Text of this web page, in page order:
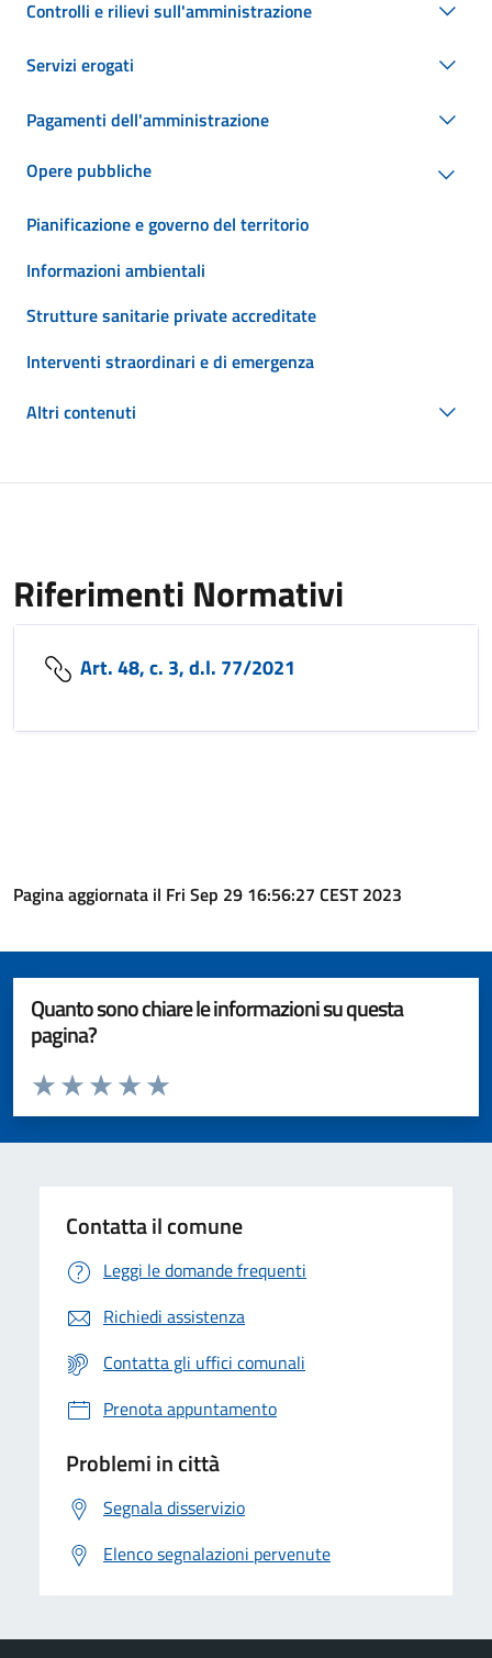
Controlli e rilievi sull'amministrazione
Servizi erogati
Pagamenti dell'amministrazione
Opere pubbliche
Pianificazione e governo del territorio
Informazioni ambientali
Strutture sanitarie private accreditate
Interventi straordinari e di emergenza
Altri contenuti
Riferimenti Normativi
Art. 48, c. 3, d.l. 77/2021
Pagina aggiornata il Fri Sep 29 16:56:27 CEST 2023
Quanto sono chiare le informazioni su questa
pagina?
Valuta da 1 a 5 stelle la pagina
Valuta 5 stelle su 5
Valuta 4 stelle su 5
Valuta 3 stelle su 5
Valuta 2 stelle su 5
Valuta 1 stelle su 5
Contatta il comune
Leggi le domande frequenti
Richiedi assistenza
Contatta gli uffici comunali
Prenota appuntamento
Problemi in città
Segnala disservizio
Elenco segnalazioni pervenute